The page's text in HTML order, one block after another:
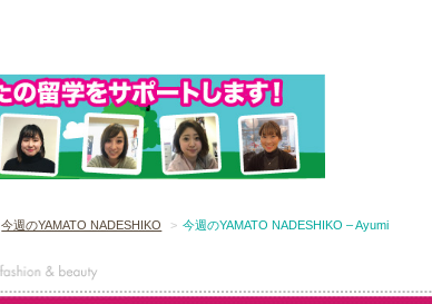
今週のYAMATO NADESHIKO 今週のYAMATO NADESHIKO – Ayumi